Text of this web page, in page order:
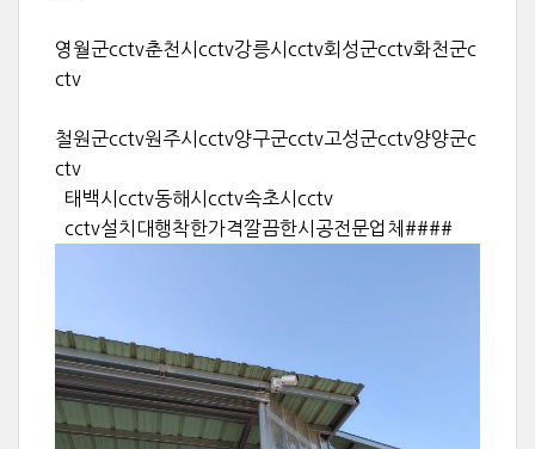
영월군cctv춘천시cctv강릉시cctv회성군cctv화천군c
ctv
철원군cctv원주시cctv양구군cctv고성군cctv양양군c
ctv
태백시cctv동해시cctv속초시cctv
cctv설치대행착한가격깔끔한시공전문업체####